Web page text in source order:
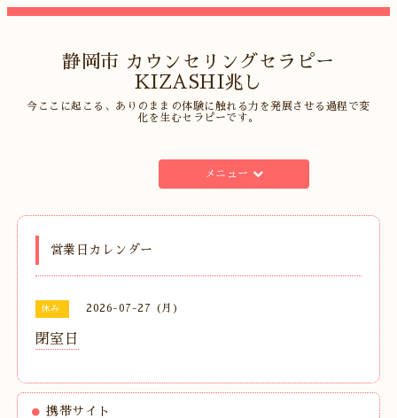
静岡市 カウンセリングセラピー
KIZASHI兆し
今ここに起こる、ありのままの体験に触れる力を発展させる過程で変
化を生むセラピーです。
メニュー
営業日カレンダー
休み 2026-07-27 (月)
閉室日
携帯サイト